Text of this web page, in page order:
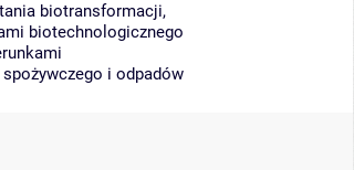
biotransformacji,
biotechnologicznego
i odpadów